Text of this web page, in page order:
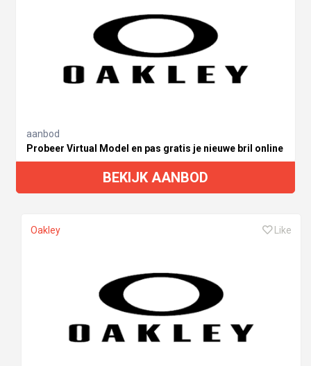
aanbod
Probeer Virtual Model en pas gratis je nieuwe bril online
BEKIJK AANBOD
Oakley Like